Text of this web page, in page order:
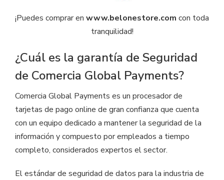
¡Puedes comprar en www.belonestore.com con toda
tranquilidad!
¿Cuál es la garantía de Seguridad
de Comercia Global Payments?
Comercia Global Payments es un procesador de
tarjetas de pago online de gran confianza que cuenta
con un equipo dedicado a mantener la seguridad de la
información y compuesto por empleados a tiempo
completo, considerados expertos el sector.
El estándar de seguridad de datos para la industria de